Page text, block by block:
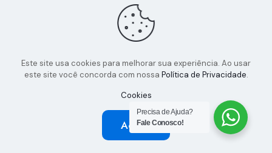
Este site usa cookies para melhorar sua experiência. Ao usar
este site você concorda com nossa Política de Privacidade.
Cookies
Aceito
Precisa de Ajuda?
Fale Conosco!